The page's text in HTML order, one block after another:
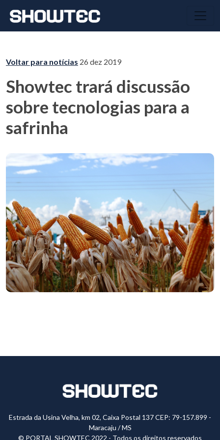
Voltar para notícias 26 dez 2019
Showtec trará discussão
sobre tecnologias para a
safrinha
Estrada da Usina Velha, km 02, Caixa Postal 137 CEP: 79-157.899 -
Maracaju / MS
© PORTAL SHOWTEC 2022 - Todos os direitos reservados